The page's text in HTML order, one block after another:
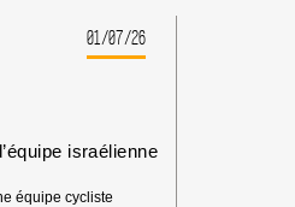
MATÉRIEL
SYNDICAL
01/07/26
israélienne
équipe cycliste